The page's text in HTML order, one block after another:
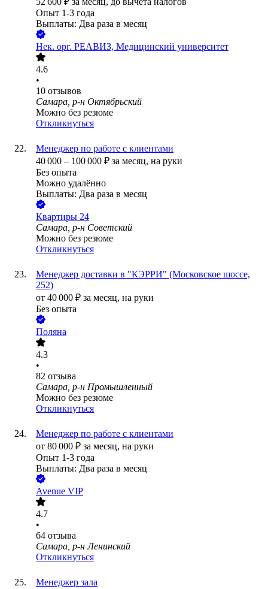
Опыт 1-3 года
Выплаты: Два раза в месяц
Нек. орг. РЕАВИЗ, Медицинский университет
4.6
•
10 отзывов
Самара, р-н Октябрьский
Можно без резюме
Откликнуться
Менеджер по работе с клиентами
40 000 – 100 000 ₽ за месяц, на руки
Без опыта
Можно удалённо
Выплаты: Два раза в месяц
Квартиры 24
Самара, р-н Советский
Можно без резюме
Откликнуться
Менеджер доставки в "КЭРРИ" (Московское шоссе,
252)
от 40 000 ₽ за месяц, на руки
Без опыта
Поляна
4.3
•
82 отзыва
Самара, р-н Промышленный
Можно без резюме
Откликнуться
Менеджер по работе с клиентами
от 80 000 ₽ за месяц, на руки
Опыт 1-3 года
Выплаты: Два раза в месяц
Avenue VIP
4.7
•
64 отзыва
Самара, р-н Ленинский
Откликнуться
Менеджер зала